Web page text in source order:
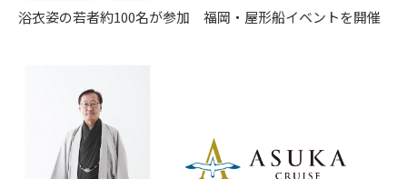
浴衣姿の若者約100名が参加 福岡・屋形船イベントを開催